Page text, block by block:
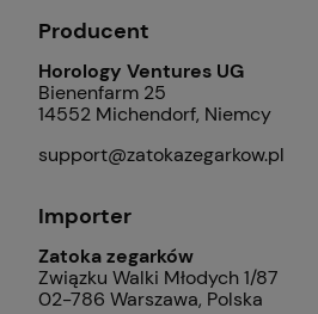
Producent
Horology Ventures UG
Bienenfarm 25
14552 Michendorf, Niemcy
support@zatokazegarkow.pl
Importer
Zatoka zegarków
Związku Walki Młodych 1/87
02-786 Warszawa, Polska